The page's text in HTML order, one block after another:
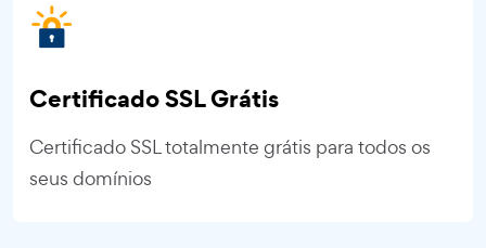
Certificado SSL Grátis
Certificado SSL totalmente grátis para todos os
seus domínios